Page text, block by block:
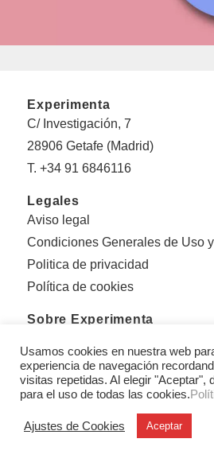
Experimenta
C/ Investigación, 7
28906 Getafe (Madrid)
T. +34 91 6846116
Legales
Aviso legal
Condiciones Generales de Uso
Politica de privacidad
Política de cookies
Sobre Experimenta
Equipo
Con el apoyo de:
Usamos cookies en nuestra web
experiencia de navegación
visitas repetidas. Al elegir "Aceptar",
para el uso de todas las cookies.
Ajustes de Cookies Aceptar